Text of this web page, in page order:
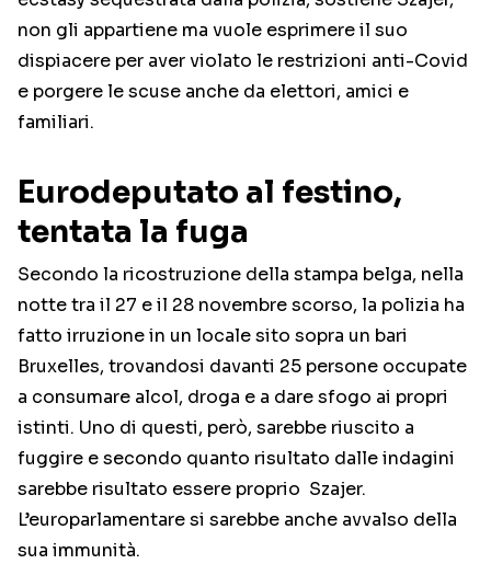
non gli appartiene ma vuole esprimere il suo
dispiacere per aver violato le restrizioni anti-Covid
e porgere le scuse anche da elettori, amici e
familiari.
Eurodeputato al festino,
tentata la fuga
Secondo la ricostruzione della stampa belga, nella
notte tra il 27 e il 28 novembre scorso, la polizia ha
fatto irruzione in un locale sito sopra un bari
Bruxelles, trovandosi davanti 25 persone occupate
a consumare alcol, droga e a dare sfogo ai propri
istinti. Uno di questi, però, sarebbe riuscito a
fuggire e secondo quanto risultato dalle indagini
sarebbe risultato essere proprio Szajer.
L’europarlamentare si sarebbe anche avvalso della
sua immunità.